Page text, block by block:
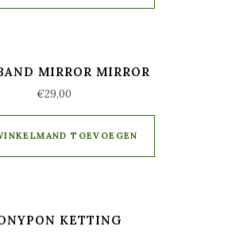
MIRROR MIRROR
€29,00
TOEVOEGEN
KETTING